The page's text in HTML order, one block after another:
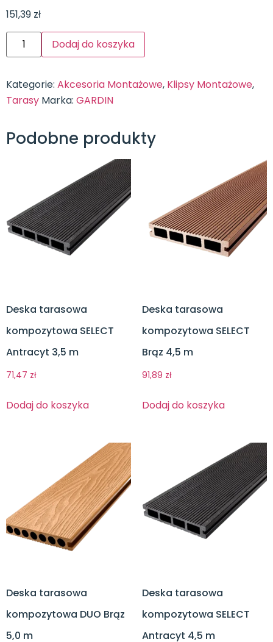
151,39 zł
Dodaj do koszyka
Kategorie: Akcesoria Montażowe, Klipsy Montażowe,
Tarasy Marka: GARDIN
Podobne produkty
Deska tarasowa
kompozytowa SELECT
Antracyt 3,5 m
71,47 zł
Dodaj do koszyka
Deska tarasowa
kompozytowa SELECT
Brąz 4,5 m
91,89 zł
Dodaj do koszyka
Deska tarasowa
kompozytowa DUO Brąz
5,0 m
Deska tarasowa
kompozytowa SELECT
Antracyt 4,5 m